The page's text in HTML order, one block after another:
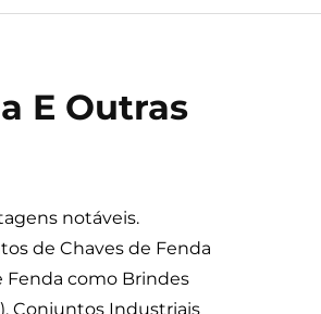
E Outras
notáveis.
de Chaves de Fenda
Fenda como Brindes
Conjuntos Industriais